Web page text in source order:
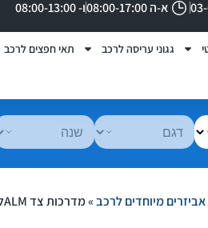
א-ה 08:00-17:00 ו- 08:00-13:00
גגוני עריסה לרכב תאי חפצים לרכב
אביזרים מיוחדים לרכב»מדרכות צד ALMלפורד קוגה מעל 2013 סט – UP